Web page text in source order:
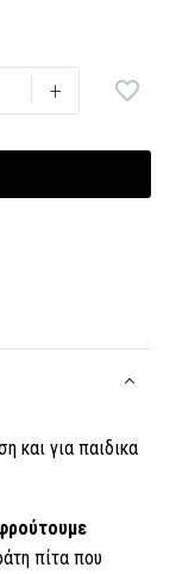
+
και για παιδικα
πίτα που